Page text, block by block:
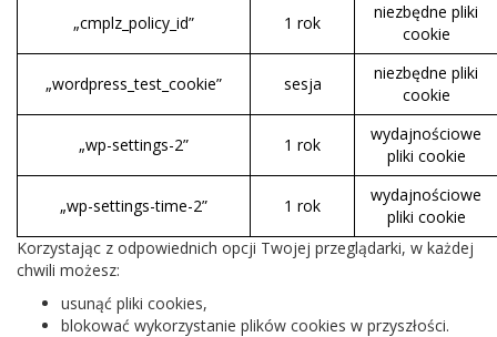
„cmplz_policy_id” 1 rok
niezbędne pliki
cookie
„wordpress_test_cookie” sesja
niezbędne pliki
cookie
„wp-settings-2” 1 rok
wydajnościowe
pliki cookie
„wp-settings-time-2” 1 rok
wydajnościowe
pliki cookie
Korzystając z odpowiednich opcji Twojej przeglądarki, w każdej
chwili możesz:
usunąć pliki cookies,
blokować wykorzystanie plików cookies w przyszłości.